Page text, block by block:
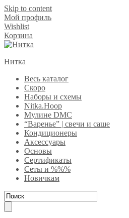
Skip to content
Мой профиль
Wishlist
Корзина
Нитка
Весь каталог
Скоро
Наборы и схемы
Nitka.Hoop
Мулине DMC
“Варенье” | свечи и саше
Кондиционеры
Аксессуары
Основы
Сертификаты
Сеты и %%%
Новичкам